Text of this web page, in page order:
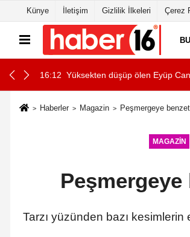
Künye İletişim Gizlilik İlkeleri Çerez
16:12 Yüksekten düşüp ölen Eyüp
Haberler Magazin Peşmergeye
MAGAZIN
Tarzı yüzünden bazı kesimlerin